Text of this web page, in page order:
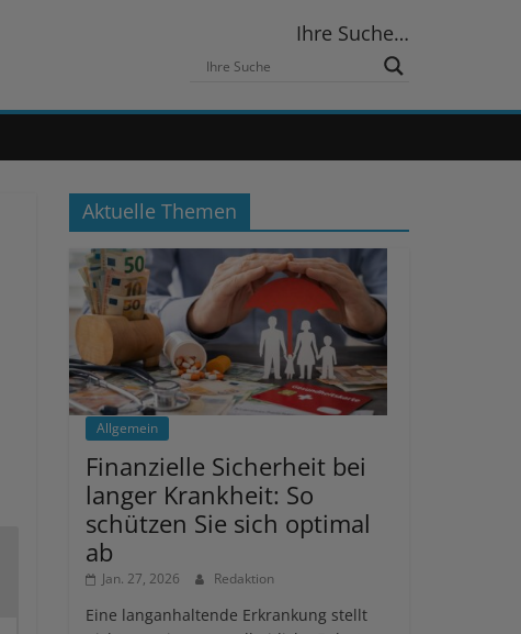
Ihre Suche…
Aktuelle Themen
Allgemein
Finanzielle Sicherheit bei
langer Krankheit: So
schützen Sie sich optimal
ab
Jan. 27, 2026 Redaktion
Eine langanhaltende Erkrankung stellt